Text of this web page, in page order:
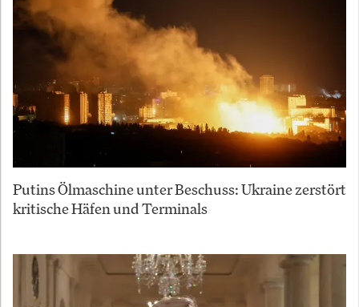
Putins Ölmaschine unter Beschuss: Ukraine zerstört
kritische Häfen und Terminals